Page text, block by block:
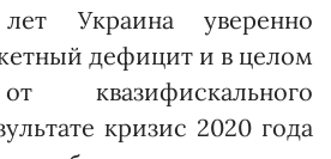
Украина уверенно
дефицит и в целом
квазифискального
кризис 2020 года